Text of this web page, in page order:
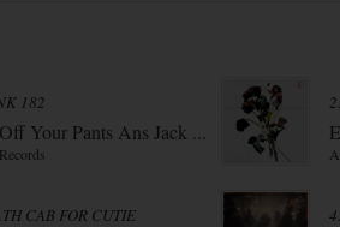
182
Your Pants Ans Jack ...
CAB FOR CUTIE